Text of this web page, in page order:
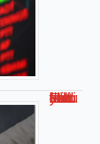
Eddy Mitchell : estimation de sa fortune actuelle